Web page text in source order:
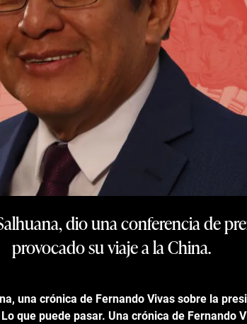
dio una conferencia de
provocado su viaje a la China.
una crónica de Fernando Vivas sobre la
que puede pasar. Una crónica de Fernando